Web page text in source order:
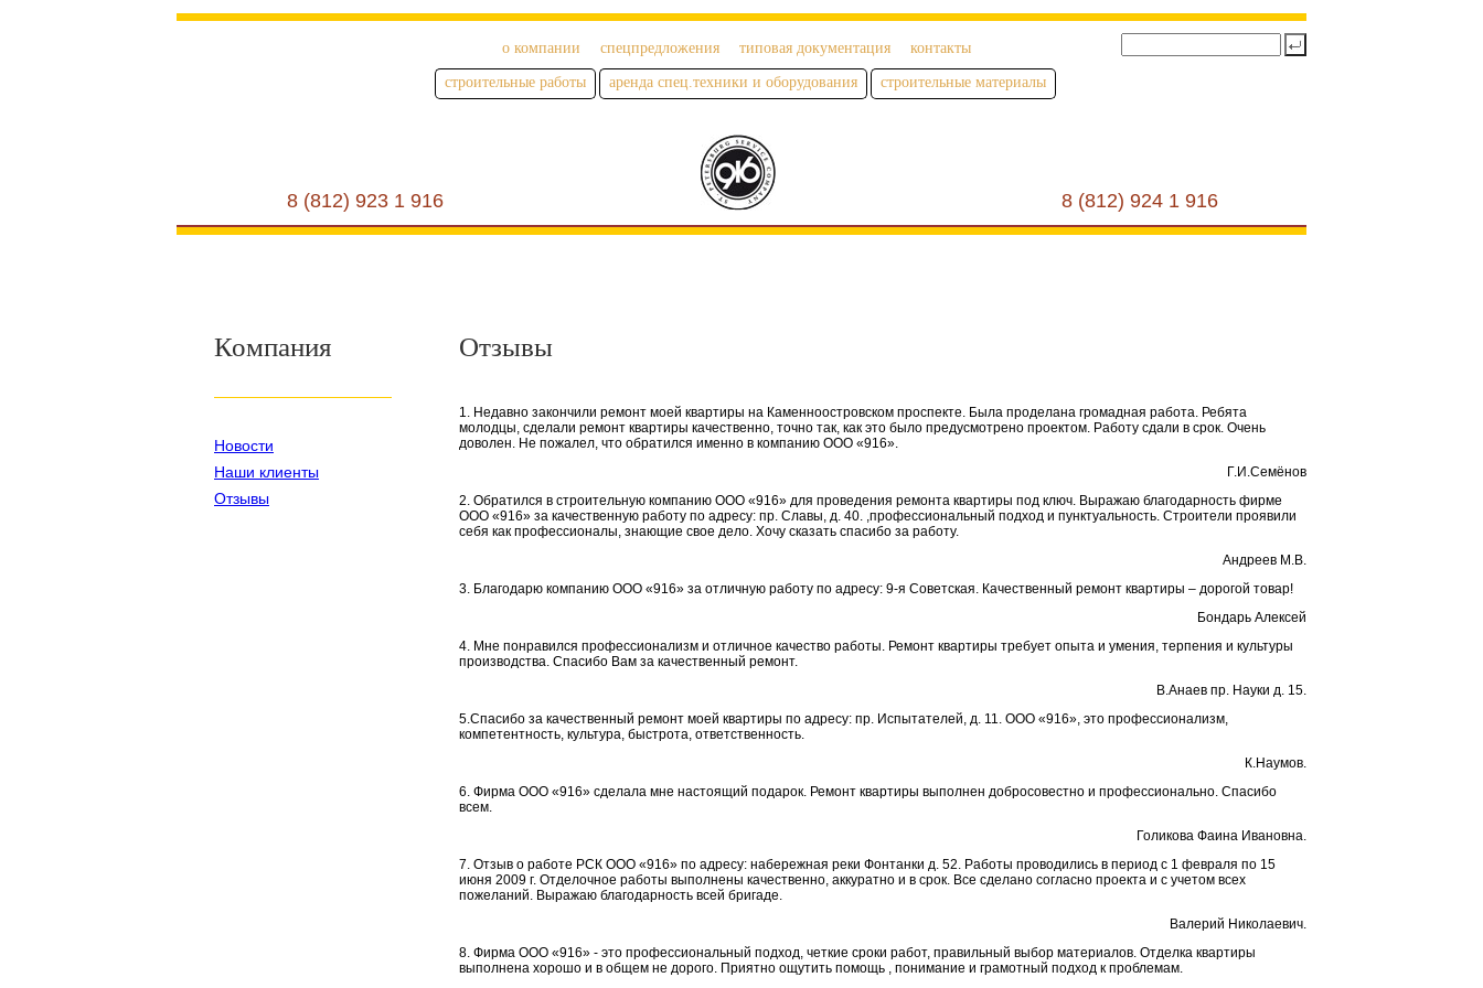
о компании спецпредложения типовая документация контакты
строительные работы аренда спец.техники и оборудования строительные материалы
8 (812) 923 1 916 8 (812) 924 1 916
Компания
Новости
Наши клиенты
Отзывы
Отзывы
1. Недавно закончили ремонт моей квартиры на Каменноостровском проспекте. Была проделана громадная работа. Ребята
молодцы, сделали ремонт квартиры качественно, точно так, как это было предусмотрено проектом. Работу сдали в срок. Очень
доволен. Не пожалел, что обратился именно в компанию ООО «916».
Г.И.Семёнов
2. Обратился в строительную компанию ООО «916» для проведения ремонта квартиры под ключ. Выражаю благодарность фирме
ООО «916» за качественную работу по адресу: пр. Славы, д. 40. ,профессиональный подход и пунктуальность. Строители проявили
себя как профессионалы, знающие свое дело. Хочу сказать спасибо за работу.
Андреев М.В.
3. Благодарю компанию ООО «916» за отличную работу по адресу: 9-я Советская. Качественный ремонт квартиры – дорогой товар!
Бондарь Алексей
4. Мне понравился профессионализм и отличное качество работы. Ремонт квартиры требует опыта и умения, терпения и культуры
производства. Спасибо Вам за качественный ремонт.
В.Анаев пр. Науки д. 15.
5.Спасибо за качественный ремонт моей квартиры по адресу: пр. Испытателей, д. 11. ООО «916», это профессионализм,
компетентность, культура, быстрота, ответственность.
К.Наумов.
6. Фирма ООО «916» сделала мне настоящий подарок. Ремонт квартиры выполнен добросовестно и профессионально. Спасибо
всем.
Голикова Фаина Ивановна.
7. Отзыв о работе РСК ООО «916» по адресу: набережная реки Фонтанки д. 52. Работы проводились в период с 1 февраля по 15
июня 2009 г. Отделочное работы выполнены качественно, аккуратно и в срок. Все сделано согласно проекта и с учетом всех
пожеланий. Выражаю благодарность всей бригаде.
Валерий Николаевич.
8. Фирма ООО «916» - это профессиональный подход, четкие сроки работ, правильный выбор материалов. Отделка квартиры
выполнена хорошо и в общем не дорого. Приятно ощутить помощь , понимание и грамотный подход к проблемам.